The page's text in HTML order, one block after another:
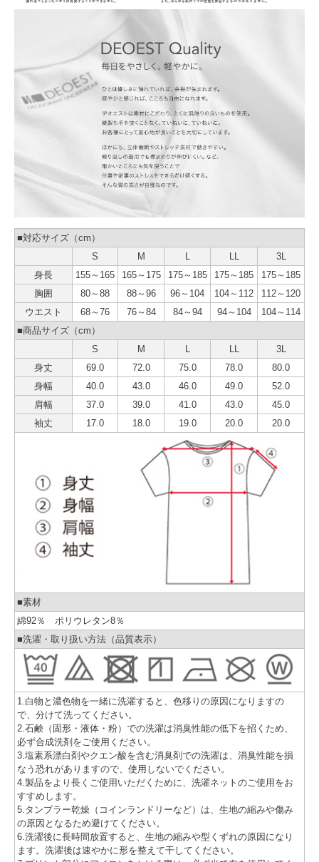
■対応サイズ（cm）
S
M
3L
身長
155～165 165～175 175～185 175～185
175～185
胸囲
80～88 88～96 96～104 104～112
112～120
ウエスト
68～76 76～84 84～94 94～104
104～114
■商品サイズ（cm）
S
M
3L
身丈
69.0 72.0 75.0 78.0
80.0
身幅
40.0 43.0 46.0 49.0
52.0
肩幅
37.0 39.0 41.0 43.0
45.0
袖丈
17.0 18.0 19.0 20.0 20.0
■素材
綿92％ ポリウレタン8％
■洗濯・取り扱い方法（品質表示）
1.白物と濃色物を一緒に洗濯すると、色移りの原因になりますの
で、分けて洗ってください。
2.石鹸（固形・液体・粉）での洗濯は消臭性能の低下を招くため、
必ず合成洗剤をご使用ください。
3.塩素系漂白剤やクエン酸を含む消臭剤での洗濯は、消臭性能を損
なう恐れがありますので、使用しないでください。
4.製品をより長くご使用いただくために、洗濯ネットのご使用をお
すすめします。
5.タンブラー乾燥（コインランドリーなど）は、生地の縮みや傷み
の原因となるため避けてください。
6.洗濯後に長時間放置すると、生地の縮みや型くずれの原因になり
ます。洗濯後は速やかに形を整えて干してください。